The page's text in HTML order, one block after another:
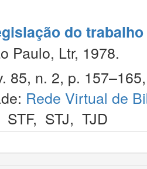
do trabalho
Paulo, Ltr, 1978.
85, n. 2, p.
Rede Virtual de
STF, STJ, TJD